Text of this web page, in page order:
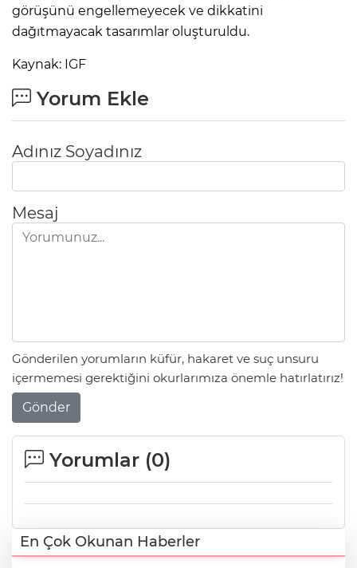
görüşünü engellemeyecek ve dikkatini
dağıtmayacak tasarımlar oluşturuldu.
Kaynak: IGF
Yorum Ekle
Adınız Soyadınız
Mesaj
Gönderilen yorumların küfür, hakaret ve suç unsuru
içermemesi gerektiğini okurlarımıza önemle hatırlatırız!
Gönder
Yorumlar (0)
En Çok Okunan Haberler